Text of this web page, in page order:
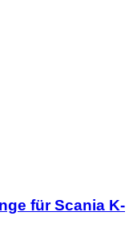
für Scania K-